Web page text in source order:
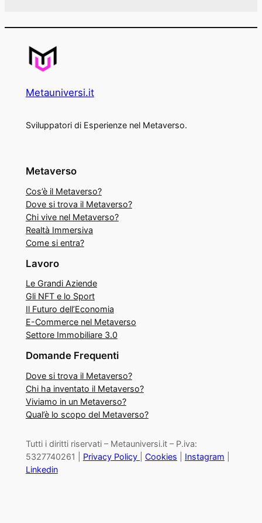
Metauniversi.it
Sviluppatori di Esperienze nel Metaverso.
Metaverso
Cos’è il Metaverso?
Dove si trova il Metaverso?
Chi vive nel Metaverso?
Realtà Immersiva
Come si entra?
Lavoro
Le Grandi Aziende
Gli NFT e lo Sport
Il Futuro dell’Economia
E-Commerce nel Metaverso
Settore Immobiliare 3.0
Domande Frequenti
Dove si trova il Metaverso?
Chi ha inventato il Metaverso?
Viviamo in un Metaverso?
Qual’è lo scopo del Metaverso?
Tutti i diritti riservati – Metauniversi.it – P.iva:
5327740261 | Privacy Policy Cookies Instagram
Linkedin